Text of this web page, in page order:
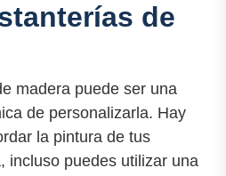
de
madera puede ser una
de personalizarla. Hay
la pintura de tus
incluso puedes utilizar una